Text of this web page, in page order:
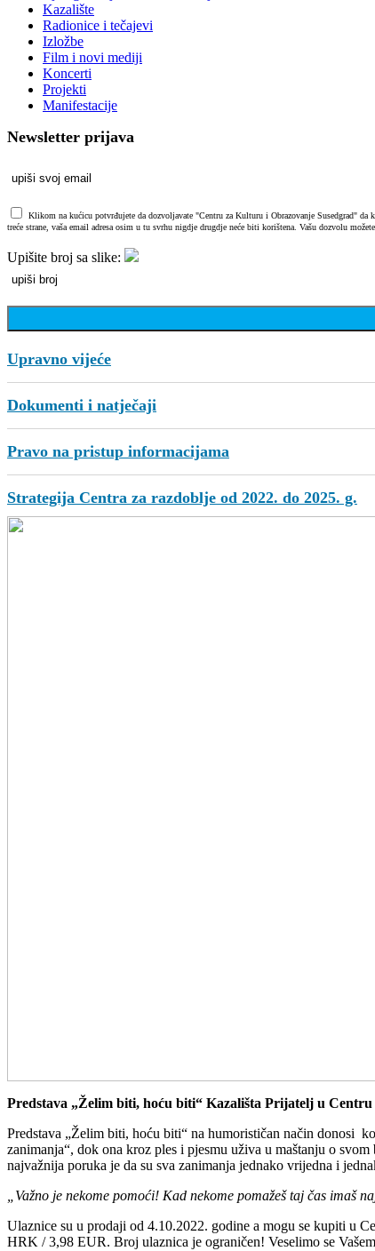
Kazalište
Radionice i tečajevi
Izložbe
Film i novi mediji
Koncerti
Projekti
Manifestacije
Newsletter prijava
Klikom na kućicu potvrđujete da dozvoljavate "Centru za Kulturu i Obrazovanje Susedgrad"
treće strane, vaša email adresa osim u tu svrhu nigdje drugdje neće biti korištena. Vašu dozvolu
Upišite broj sa slike:
Upravno vijeće
Dokumenti i natječaji
Pravo na pristup informacijama
Strategija Centra za razdoblje od 2022. do 2025. g.
Predstava „Želim biti, hoću biti“ Kazališta Prijatelj u Centru
Predstava „Želim biti, hoću biti“ na humorističan način donosi
zanimanja“, dok ona kroz ples i pjesmu uživa u maštanju o
najvažnija poruka je da su sva zanimanja jednako vrijedna i
„Važno je nekome pomoći! Kad nekome pomažeš taj čas imaš
Ulaznice su u prodaji od 4.10.2022. godine a mogu se kupiti u
HRK / 3,98 EUR. Broj ulaznica je ograničen! Veselimo se